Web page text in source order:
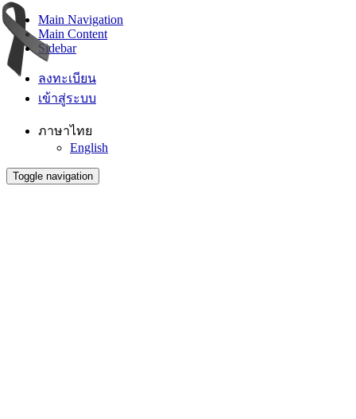
Main Navigation
Main Content
Sidebar
ลงทะเบียน
เข้าสู่ระบบ
ภาษาไทย
English
Toggle navigation